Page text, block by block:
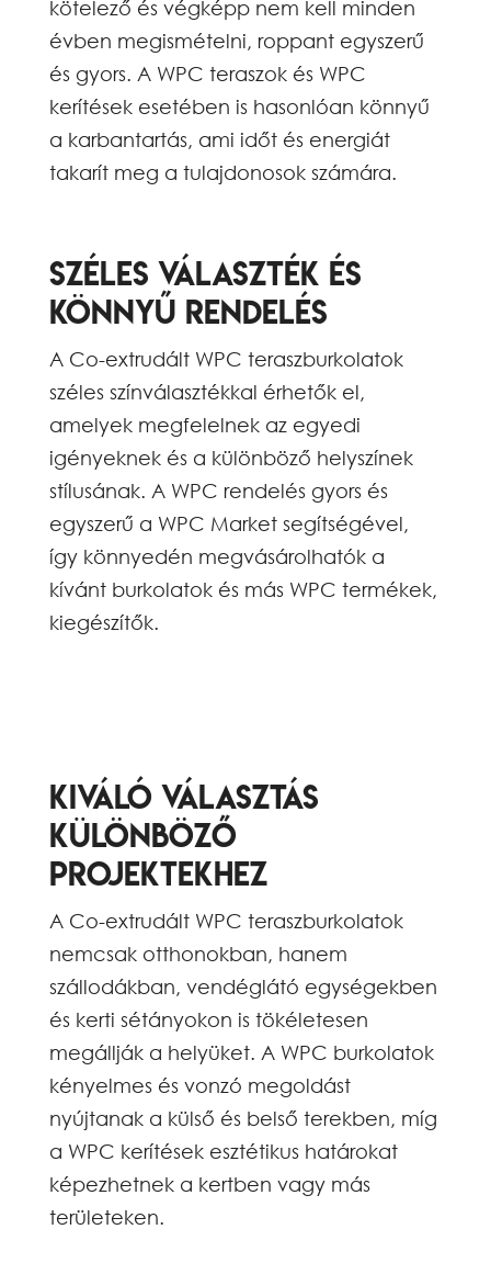
kötelező és végképp nem kell minden
évben megismételni, roppant egyszerű
és gyors. A WPC teraszok és WPC
kerítések esetében is hasonlóan könnyű
a karbantartás, ami időt és energiát
takarít meg a tulajdonosok számára.
Széles választék és
könnyű rendelés
A Co-extrudált WPC teraszburkolatok
széles színválasztékkal érhetők el,
amelyek megfelelnek az egyedi
igényeknek és a különböző helyszínek
stílusának. A WPC rendelés gyors és
egyszerű a WPC Market segítségével,
így könnyedén megvásárolhatók a
kívánt burkolatok és más WPC termékek,
kiegészítők.
Kiváló választás
különböző
projektekhez
A Co-extrudált WPC teraszburkolatok
nemcsak otthonokban, hanem
szállodákban, vendéglátó egységekben
és kerti sétányokon is tökéletesen
megállják a helyüket. A WPC burkolatok
kényelmes és vonzó megoldást
nyújtanak a külső és belső terekben, míg
a WPC kerítések esztétikus határokat
képezhetnek a kertben vagy más
területeken.